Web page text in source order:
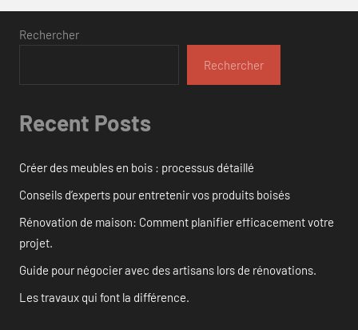
Rechercher
Rechercher
Recent Posts
Créer des meubles en bois : processus détaillé
Conseils d’experts pour entretenir vos produits boisés
Rénovation de maison: Comment planifier efficacement votre
projet.
Guide pour négocier avec des artisans lors de rénovations.
Les travaux qui font la différence.